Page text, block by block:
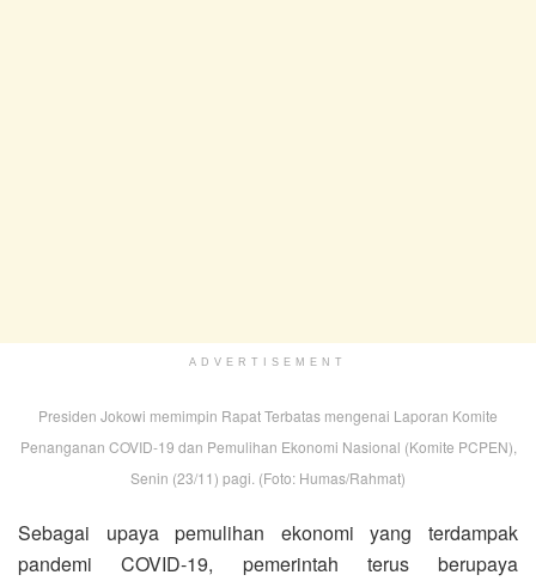
ADVERTISEMENT
Presiden Jokowi memimpin Rapat Terbatas mengenai Laporan Komite
Penanganan COVID-19 dan Pemulihan Ekonomi Nasional (Komite PCPEN),
Senin (23/11) pagi. (Foto: Humas/Rahmat)
Sebagai upaya pemulihan ekonomi yang terdampak
pandemi COVID-19, pemerintah terus berupaya